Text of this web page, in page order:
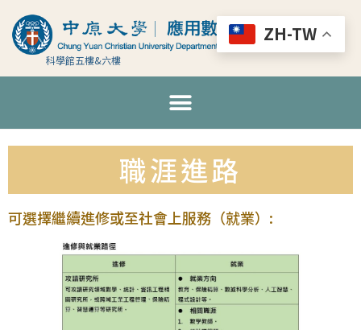
科學館五樓&六樓
職涯進路
可選擇繼續進修或至社會上服務（就業）:
ZH-TW